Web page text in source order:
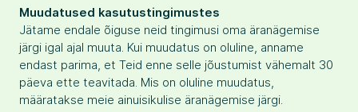
Muudatused kasutustingimustes
Jätame endale õiguse neid tingimusi oma äranägemise
järgi igal ajal muuta. Kui muudatus on oluline, anname
endast parima, et Teid enne selle jõustumist vähemalt 30
päeva ette teavitada. Mis on oluline muudatus,
määratakse meie ainuisikulise äranägemise järgi.